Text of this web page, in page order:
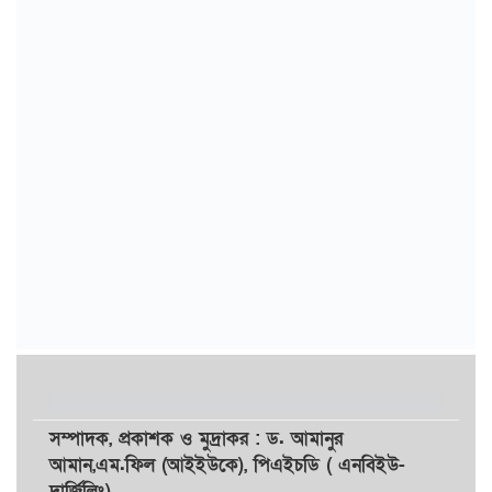
সম্পাদক, প্রকাশকওমুদ্রাকর: ড. আমানুর
আমান,এম.ফিল (আইইউকে), পিএইচডি ( এনবিইউ-